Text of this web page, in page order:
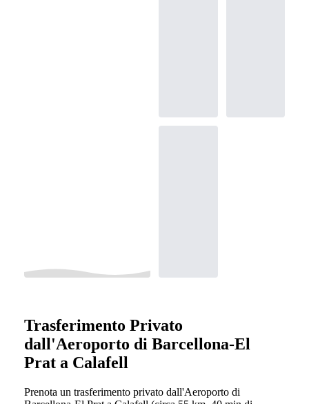
Trasferimento Privato
dall'Aeroporto di Barcellona-El
Prat a Calafell
Prenota un trasferimento privato dall'Aeroporto di